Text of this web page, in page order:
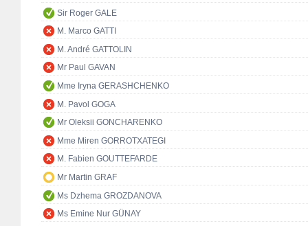
Sir Roger GALE
M. Marco GATTI
M. André GATTOLIN
Mr Paul GAVAN
Mme Iryna GERASHCHENKO
M. Pavol GOGA
Mr Oleksii GONCHARENKO
Mme Miren GORROTXATEGI
M. Fabien GOUTTEFARDE
Mr Martin GRAF
Ms Dzhema GROZDANOVA
Ms Emine Nur GÜNAY